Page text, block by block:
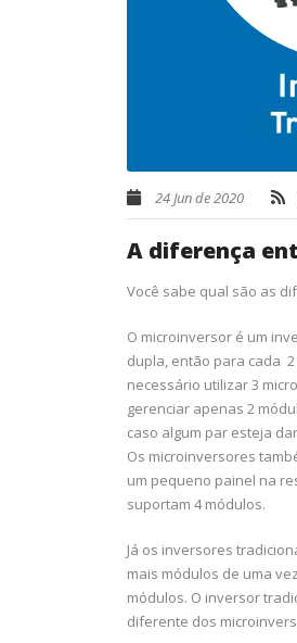
24 Jun de 2020
A diferença
Você sabe qual são as
O microinversor é um
dupla, então para cada
necessário utilizar 3
gerenciar apenas 2
caso algum par esteja
Os microinversores
um pequeno painel na
suportam 4 módulos.
Já os inversores
mais módulos de uma
módulos. O inversor
diferente dos